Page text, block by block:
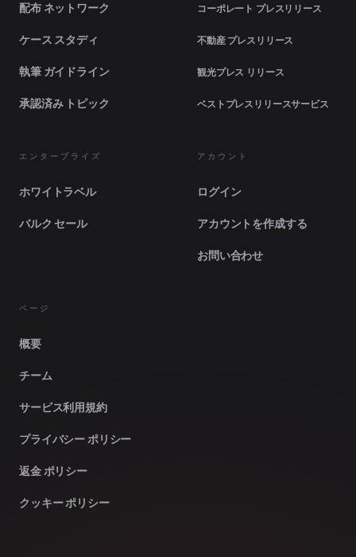
配布 ネットワーク
ケース スタディ
執筆 ガイドライン
承認済み トピック
コーポレート プレスリリース
不動産 プレスリリース
観光プレス リリース
ベストプレスリリースサービス
エンタープライズ
ホワイトラベル
バルク セール
アカウント
ログイン
アカウントを作成する
お問い合わせ
ページ
概要
チーム
サービス利用規約
プライバシー ポリシー
返金 ポリシー
クッキー ポリシー